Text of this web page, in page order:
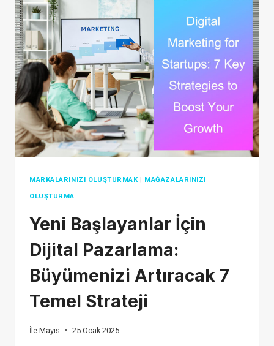
GUIDE
(2026)
MARKALARINIZI OLUŞTURMAK| MAĞAZALARINIZI
OLUŞTURMA
Yeni Başlayanlar İçin
Dijital Pazarlama:
Büyümenizi Artıracak 7
Temel Strateji
İle Mayıs 25 Ocak 2025